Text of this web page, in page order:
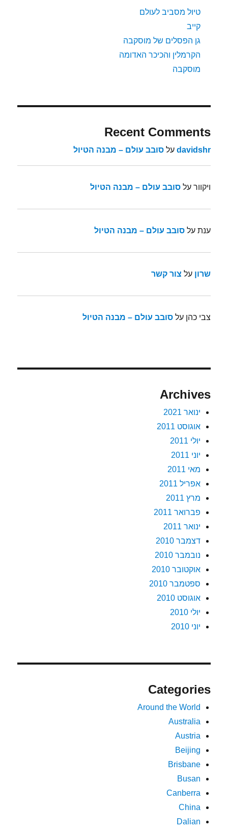
טיול מסביב לעולם
קייב
גן הפסלים של מוסקבה
הקרמלין והכיכר האדומה
מוסקבה
Recent Comments
davidshr עלסובב עולם – מבנה הטיול
ויקוור עלסובב עולם – מבנה הטיול
ענת עלסובב עולם – מבנה הטיול
שרון על צור קשר
צבי כהן עלסובב עולם – מבנה הטיול
Archives
ינואר 2021
אוגוסט 2011
יולי 2011
יוני 2011
מאי 2011
אפריל 2011
מרץ 2011
פברואר 2011
ינואר 2011
דצמבר 2010
נובמבר 2010
אוקטובר 2010
ספטמבר 2010
אוגוסט 2010
יולי 2010
יוני 2010
Categories
Around the World
Australia
Austria
Beijing
Brisbane
Busan
Canberra
China
Dalian